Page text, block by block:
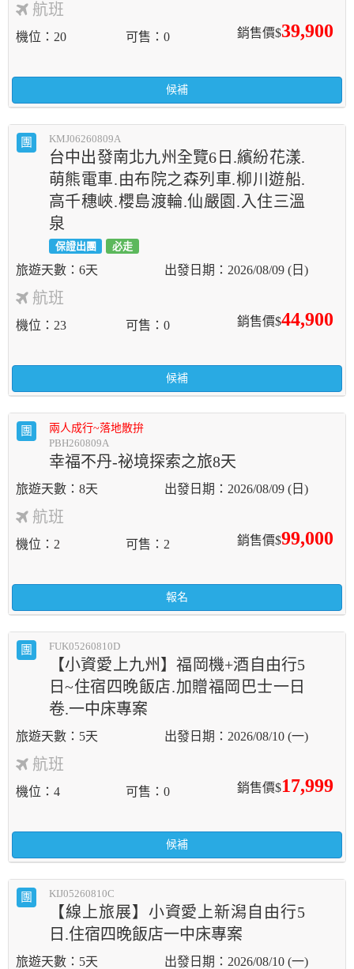
航班
銷售價$39,900
機位 20 可售 0
候補
團 KMJ06260809A
台中出發南北九州全覽6日.繽紛花漾.
萌熊電車.由布院之森列車.柳川遊船.
高千穗峽.櫻島渡輪.仙嚴園.入住三溫
泉
保證出團 必走
6天 2026/08/09 (日)
航班
銷售價$44,900
機位 23 可售 0
候補
團
兩人成行~落地散拚
PBH260809A
幸福不丹-祕境探索之旅8天
8天 2026/08/09 (日)
航班
銷售價$99,000
機位 2 可售 2
報名
團 FUK05260810D
【小資愛上九州】福岡機+酒自由行5
日~住宿四晚飯店.加贈福岡巴士一日
卷.一中床專案
5天 2026/08/10 (一)
航班
銷售價$17,999
機位 4 可售 0
候補
團 KIJ05260810C
【線上旅展】小資愛上新潟自由行5
日.住宿四晚飯店一中床專案
5天 2026/08/10 (一)